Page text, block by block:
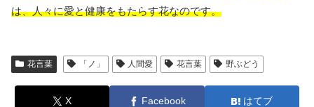
は、人々に愛と健康をもたらす花なのです。
花言葉 「ノ」 人間愛 花言葉 野ぶどう
X Facebook はてブ